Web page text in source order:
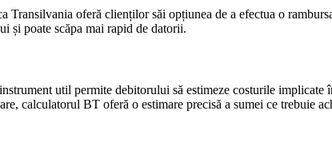
oferă clienților săi opțiunea de a efectua o
și poate scăpa mai rapid de datorii.
util permite debitorului să estimeze costurile implicate
calculatorul BT oferă o estimare precisă a sumei ce trebuie